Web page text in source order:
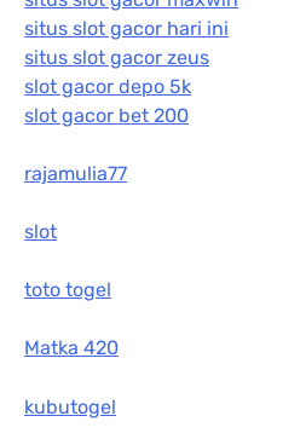
situs slot gacor hari ini
situs slot gacor zeus
slot gacor depo 5k
slot gacor bet 200
rajamulia77
slot
toto togel
Matka 420
kubutogel